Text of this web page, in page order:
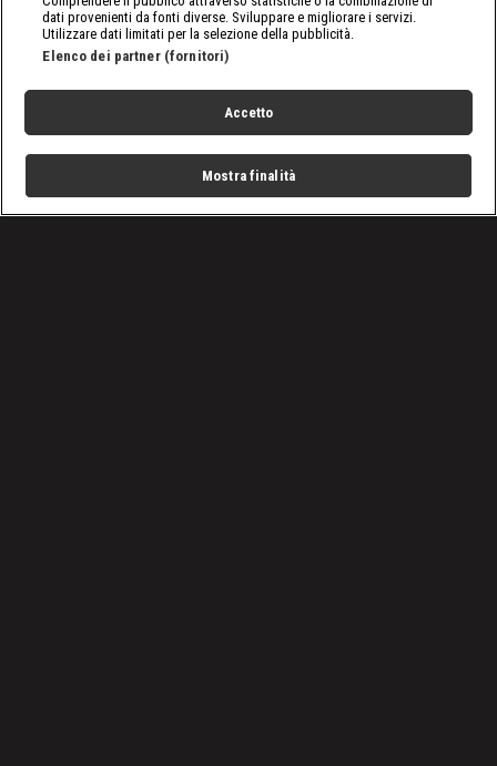
dati provenienti da fonti diverse. Sviluppare e migliorare i servizi.
Utilizzare dati limitati per la selezione della pubblicità.
Elenco dei partner (fornitori)
Accetto
Mostra finalità